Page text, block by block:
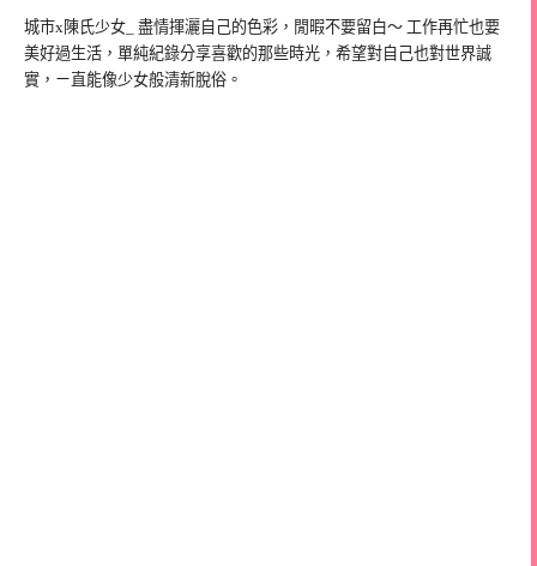
城市x陳氏少女_ 盡情揮灑自己的色彩，閒暇不要留白～ 工作再忙也要
美好過生活，單純紀錄分享喜歡的那些時光，希望對自己也對世界誠
實，ㄧ直能像少女般清新脫俗。